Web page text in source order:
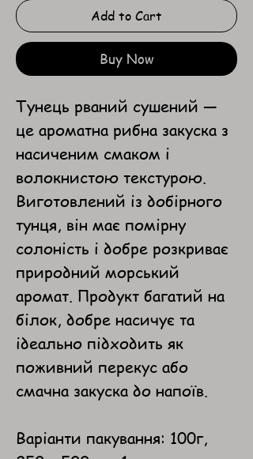
Add to Cart
Buy Now
Тунець рваний сушений —
це ароматна рибна закуска з
насиченим смаком і
волокнистою текстурою.
Виготовлений із добірного
тунця, він має помірну
солоність і добре розкриває
природний морський
аромат. Продукт багатий на
білок, добре насичує та
ідеально підходить як
поживний перекус або
смачна закуска до напоїв.
Варіанти пакування: 100г,